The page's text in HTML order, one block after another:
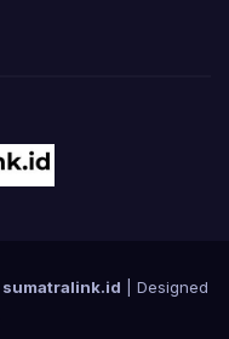
sumatralink.id | Designed